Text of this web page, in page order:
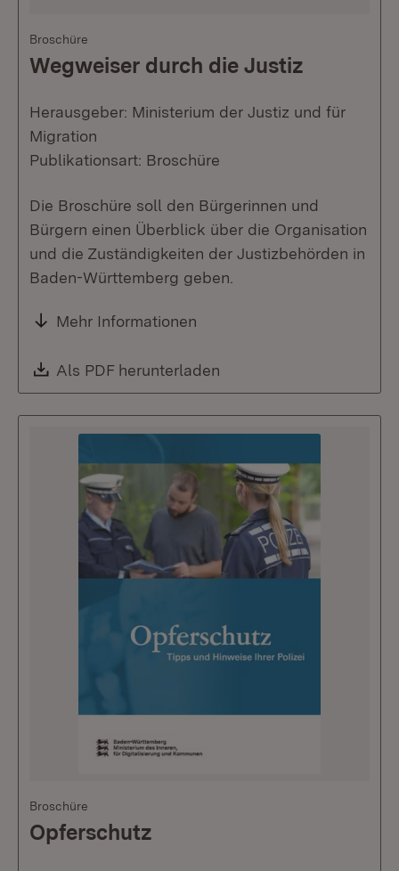
Broschüre
Wegweiser durch die Justiz
Herausgeber: Ministerium der Justiz und für
Migration
Publikationsart: Broschüre
Die Broschüre soll den Bürgerinnen und
Bürgern einen Überblick über die Organisation
und die Zuständigkeiten der Justizbehörden in
Baden-Württemberg geben.
Mehr Informationen
Download:
Als PDF herunterladen
Broschüre
Opferschutz